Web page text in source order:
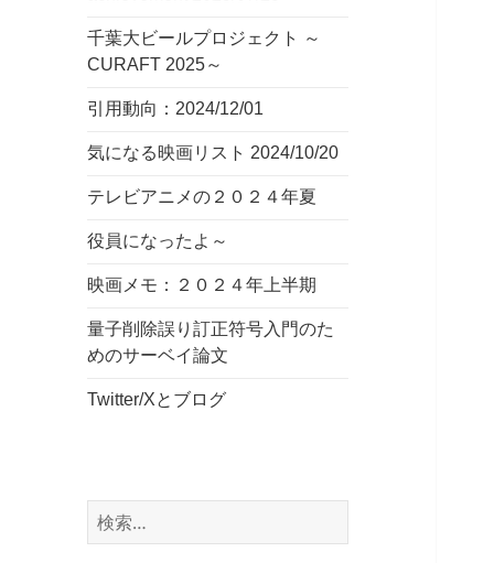
千葉大ビールプロジェクト ～
CURAFT 2025～
引用動向：2024/12/01
気になる映画リスト 2024/10/20
テレビアニメの２０２４年夏
役員になったよ～
映画メモ：２０２４年上半期
量子削除誤り訂正符号入門のた
めのサーベイ論文
Twitter/Xとブログ
検